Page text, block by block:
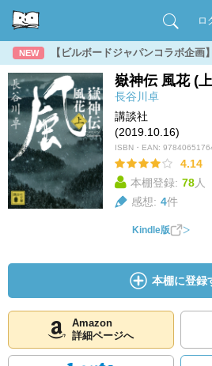
ロ
NEW 【ビルボードジャパンコラボ企
嶽神伝 風花 (
長谷川卓
講談社
(2019.10.16)
ISBN・EAN:
4.14
本棚登録: 78人
感想: 4件
Kindle版
本棚に登録
Amazon
詳細ページへ